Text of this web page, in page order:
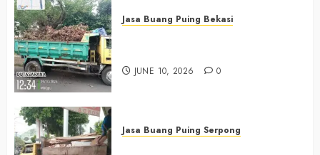
Jasa Buang Puing Bekasi
JUNE 10, 2026 0
Jasa Buang Puing Serpong